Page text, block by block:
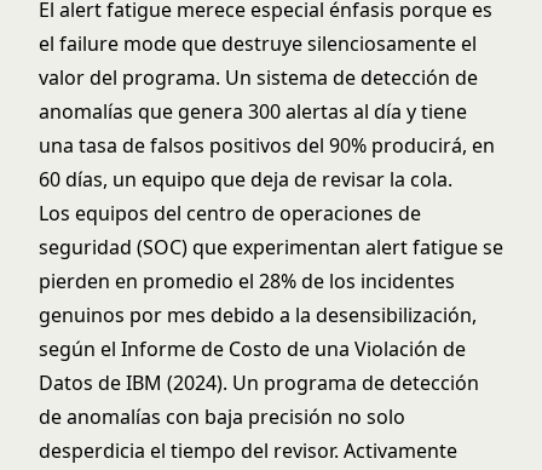
El alert fatigue merece especial énfasis porque es
el failure mode que destruye silenciosamente el
valor del programa. Un sistema de detección de
anomalías que genera 300 alertas al día y tiene
una tasa de falsos positivos del 90% producirá, en
60 días, un equipo que deja de revisar la cola.
Los equipos del centro de operaciones de
seguridad (SOC) que experimentan alert fatigue se
pierden en promedio el 28% de los incidentes
genuinos por mes debido a la desensibilización,
según el Informe de Costo de una Violación de
Datos de IBM (2024). Un programa de detección
de anomalías con baja precisión no solo
desperdicia el tiempo del revisor. Activamente